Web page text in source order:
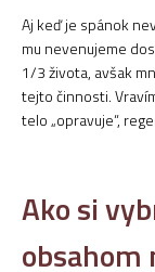
Aj keď je spánok
mu nevenujeme
1/3 života, avšak
tejto činnosti.
telo „opravuje“,
Ako si
obsahom